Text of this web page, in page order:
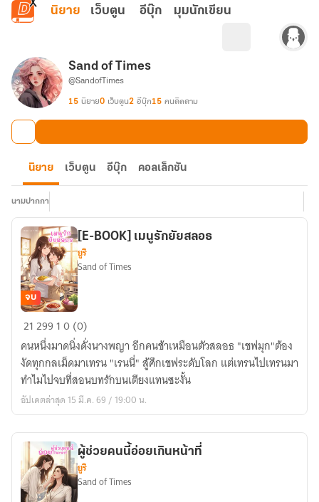
ข้ามไปยังเนื้อหาหลัก
นิยาย เว็บตูน อีบุ๊ก มุมนักเขียน
Sand of Times
@SandofTimes
15 นิยาย0 เว็บตูน2 อีบุ๊ก15 คนติดตาม
นิยาย เว็บตูน อีบุ๊ก คอลเล็กชัน
นามปากกา
[E-
BOOK]
เมนู
รัก
ยัย
สลอธ
จบ
[E-BOOK] เมนูรักยัยสลอธ
ยูริ
Sand of Times
21299 10 (0)
คนหนึ่งมาดนิ่งดั่งนางพญา อีกคนช้าเหมือนตัวสลอธ "เชฟมุก"ต้อง
งัดทุกกลเม็ดมาเทรน "เรนนี่" สู้ศึกเชฟระดับโลก แต่เทรนไปเทรนมา
ทำไมไปจบที่สอนบทรักบนเตียงแทนซะงั้น
อัปเดตล่าสุด 15 มี.ค. 69 / 19:00 น.
ผู้ช่วยคนนี้อ่อยเกินหน้าที่
ยูริ
Sand of Times